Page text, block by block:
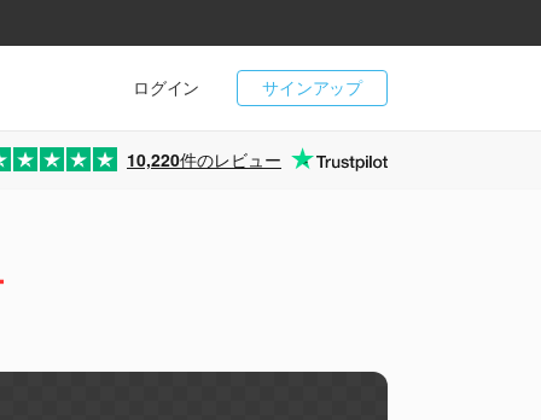
サインアップ
ログイン
10,220件のレビュー